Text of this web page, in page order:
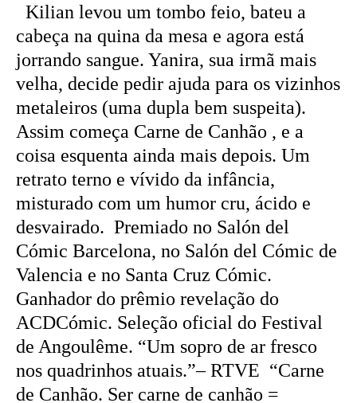
Kilian levou um tombo feio, bateu a
cabeça na quina da mesa e agora está
jorrando sangue. Yanira, sua irmã mais
velha, decide pedir ajuda para os vizinhos
metaleiros (uma dupla bem suspeita).
Assim começa Carne de Canhão , e a
coisa esquenta ainda mais depois. Um
retrato terno e vívido da infância,
misturado com um humor cru, ácido e
desvairado. Premiado no Salón del
Cómic Barcelona, no Salón del Cómic de
Valencia e no Santa Cruz Cómic.
Ganhador do prêmio revelação do
ACDCómic. Seleção oficial do Festival
de Angoulême. “Um sopro de ar fresco
nos quadrinhos atuais.”– RTVE “Carne
de Canhão. Ser carne de canhão =